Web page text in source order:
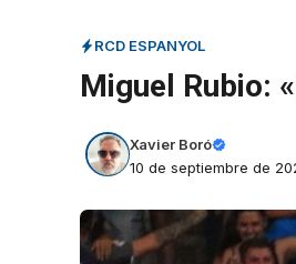
RCD ESPANYOL
Miguel Rubio:
Xavier Boró
10 de septiembre de